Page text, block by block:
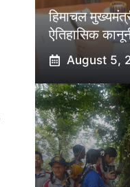
हिमाचल
ऐतिहासिक
August 5,